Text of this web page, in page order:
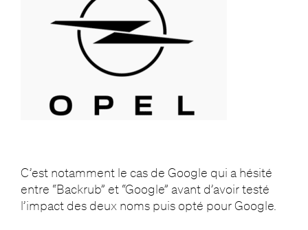
C’est notamment le cas de Google qui a hésité
entre “Backrub” et “Google” avant d’avoir testé
l’impact des deux noms puis opté pour Google.